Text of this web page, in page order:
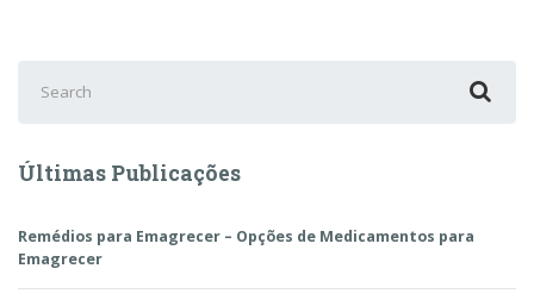
for:
Últimas Publicações
Remédios para Emagrecer – Opções de Medicamentos para
Emagrecer